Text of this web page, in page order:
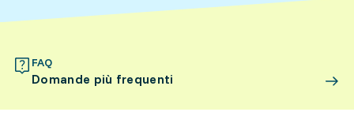
FAQ
Domande più frequenti